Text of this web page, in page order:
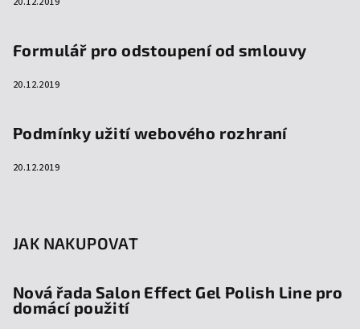
Formulář pro odstoupení od smlouvy
20.12.2019
Podmínky užití webového rozhraní
20.12.2019
JAK NAKUPOVAT
Nová řada Salon Effect Gel Polish Line pro
domácí použití